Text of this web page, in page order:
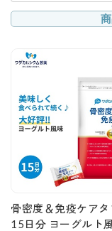
骨密度＆免疫ケアタ
15日分 ヨーグルト